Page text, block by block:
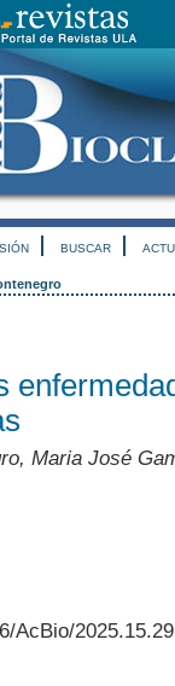
BUSCAR
Maria José
AcBio/